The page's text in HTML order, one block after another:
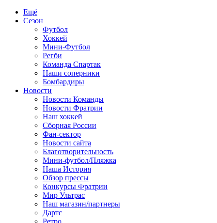
Ещё
Сезон
Футбол
Хоккей
Мини-Футбол
Регби
Команда Спартак
Наши соперники
Бомбардиры
Новости
Новости Команды
Новости Фратрии
Наш хоккей
Сборная России
Фан-cектор
Новости сайта
Благотворительность
Мини-футбол/Пляжка
Наша История
Обзор прессы
Конкурсы Фратрии
Мир Ультрас
Наш магазин/партнеры
Дартс
Ретро